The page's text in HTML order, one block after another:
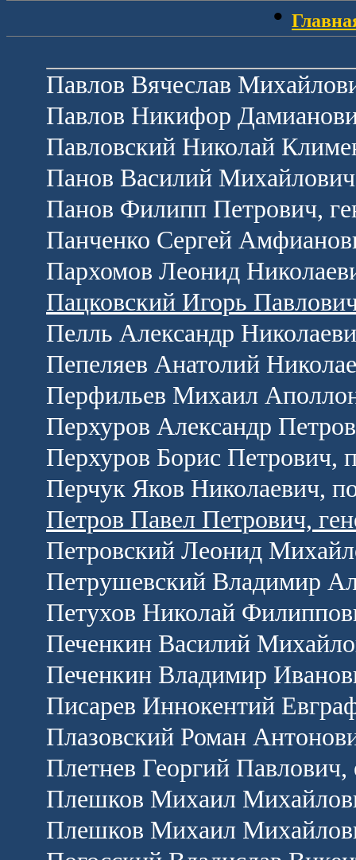
•
Павлов Вячеслав
Павлов Никифор
Павловский Николай
Панов Василий
Панов Филипп Петрович,
Панченко Сергей
Пархомов Леонид
Пацковский Игорь
Пелль Александр
Пепеляев Анатолий
Перфильев Михаил
Перхуров Александр
Перхуров Борис Петрович,
Перчук Яков Николаевич,
Петров Павел Петрович,
Петровский Леонид
Петрушевский Владимир
Петухов Николай
Печенкин Василий
Печенкин Владимир
Писарев Иннокентий
Плазовский Роман
Плетнев Георгий Павлович,
Плешков Михаил
Плешков Михаил